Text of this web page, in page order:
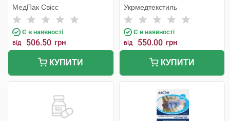
1 шт
МедПак Свісс
Є в наявності
від 506.50 грн
КУПИТИ
Укрмедтекстиль
Є в наявності
від 550.00 грн
КУПИТИ